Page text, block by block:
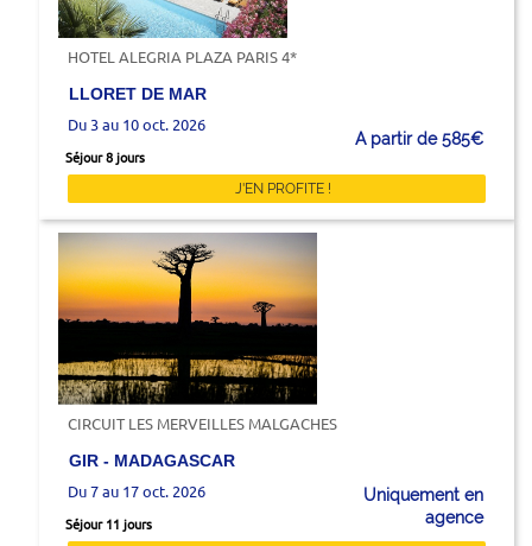
HOTEL ALEGRIA PLAZA PARIS 4*
LLORET DE MAR
Du 3 au 10 oct. 2026
Séjour 8 jours
A partir de 585€
J'EN PROFITE !
CIRCUIT LES MERVEILLES MALGACHES
GIR - MADAGASCAR
Du 7 au 17 oct. 2026
Séjour 11 jours
Uniquement en
agence